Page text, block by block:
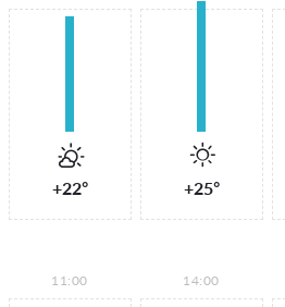
+22° +25°
11:00 14:00